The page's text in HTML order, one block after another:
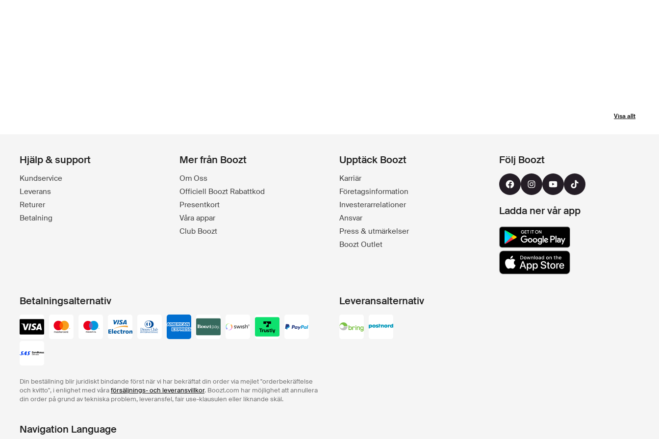
Visa allt
Hjälp & support
Kundservice
Leverans
Returer
Betalning
Mer från Boozt
Om Oss
Officiell Boozt Rabattkod
Presentkort
Våra appar
Club Boozt
Upptäck Boozt
Karriär
Företagsinformation
Investerarrelationer
Ansvar
Press & utmärkelser
Boozt Outlet
Följ Boozt
Ladda ner vår app
Betalningsalternativ
Din beställning blir juridiskt bindande först när vi har bekräftat din order via mejlet "orderbekräftelse
och kvitto", i enlighet med våraförsäljnings- och leveransvillkor. Boozt.com har möjlighet att annullera
din order på grund av tekniska problem, leveransfel, fair use-klausulen eller liknande skäl.
Leveransalternativ
Navigation Language